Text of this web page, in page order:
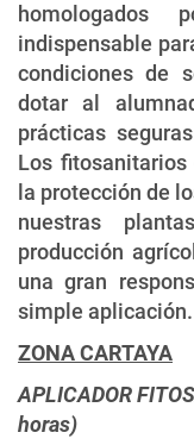
indispensable
condiciones de
dotar al
prácticas
Los
la protección de
nuestras
producción
una gran
simple aplicación.
ZONA CARTAYA
APLICADOR
horas)